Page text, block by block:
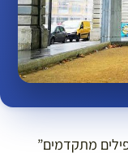
מתקדמים”